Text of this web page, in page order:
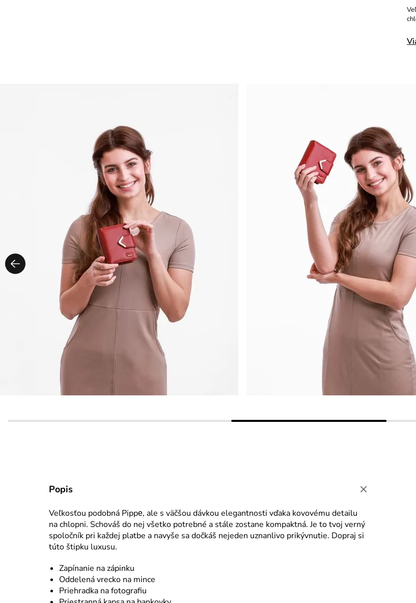
Popis
Veľkosťou podobná Pippе, ale s väčšou dávkou elegantnosti vďaka kovovému detailu
na chlopni. Schováš do nej všetko potrebné a stále zostane kompaktná. Je to tvoj verný
spoločník pri každej platbe a navyše sa dočkáš nejeden uznanlivo prikývnutie. Dopraj si
túto štipku luxusu.
Zapínanie na zápinku
Oddelená vrecko na mince
Priehradka na fotografiu